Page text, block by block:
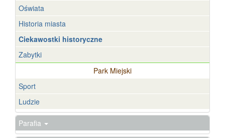
Oświata
Historia miasta
Ciekawostki historyczne
Zabytki
Park Miejski
Sport
Ludzie
Parafia